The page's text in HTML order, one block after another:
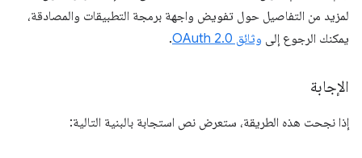
لمزيد من التفاصيل حول تفويض واجهة برمجة التطبيقات والمصادقة،
يمكنك الرجوع إلى وثائق OAuth 2.0 .
الإجابة
إذا نجحت هذه الطريقة، ستعرض نص استجابة بالبنية التالية: